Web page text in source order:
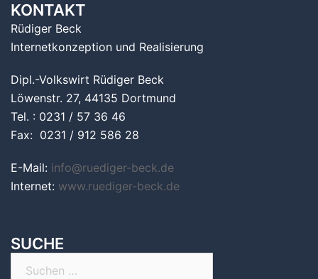
KONTAKT
Rüdiger Beck
Internetkonzeption und Realisierung
Dipl.-Volkswirt Rüdiger Beck
Löwenstr. 27, 44135 Dortmund
Tel. : 0231 / 57 36 46
Fax: 0231 / 912 586 28
E-Mail: info@ruediger-beck.de
Internet: www.ruediger-beck.de
SUCHE